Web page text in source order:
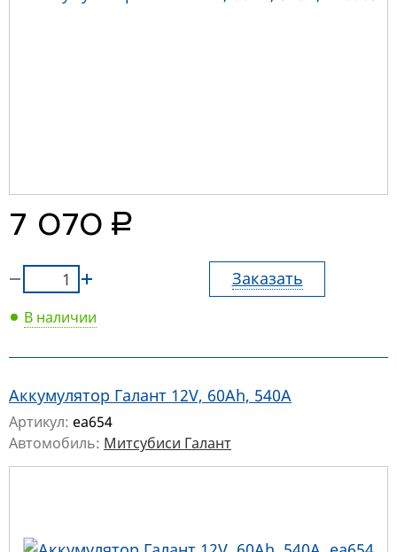
7 070 руб.
Заказать
В наличии
Аккумулятор Галант 12V, 60Ah, 540A
Артикул: ea654
Автомобиль: Митсубиси Галант